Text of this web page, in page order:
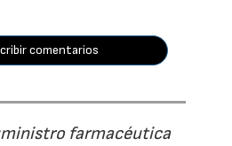
comentarios
farmacéutica